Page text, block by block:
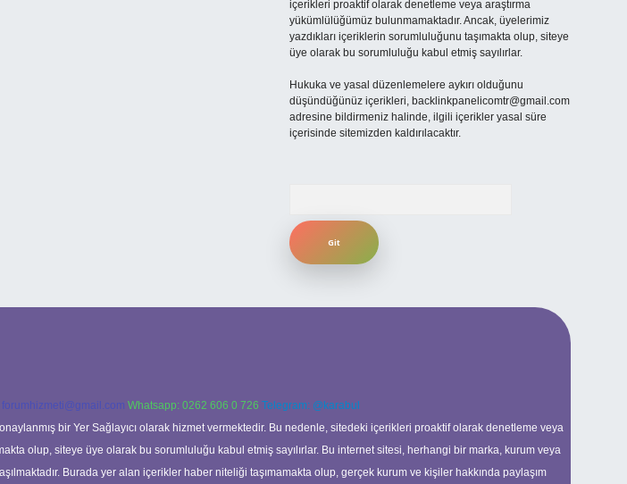
içerikleri proaktif olarak denetleme veya araştırma
yükümlülüğümüz bulunmamaktadır. Ancak, üyelerimiz
yazdıkları içeriklerin sorumluluğunu taşımakta olup, siteye
üye olarak bu sorumluluğu kabul etmiş sayılırlar.
Hukuka ve yasal düzenlemelere aykırı olduğunu
düşündüğünüz içerikleri, backlinkpanelicomtr@gmail.com
adresine bildirmeniz halinde, ilgili içerikler yasal süre
içerisinde sitemizden kaldırılacaktır.
forumhizmeti@gmail.com Whatsapp: 0262 606 0 726 Telegram: @karabul
bir Yer Sağlayıcı olarak hizmet vermektedir. Bu nedenle, sitedeki içerikleri proaktif olarak denetleme veya
olup, siteye üye olarak bu sorumluluğu kabul etmiş sayılırlar. Bu internet sitesi, herhangi bir marka, kurum veya
Burada yer alan içerikler haber niteliği taşımamakta olup, gerçek kurum ve kişiler hakkında paylaşım